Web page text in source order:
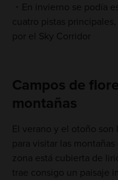
En invierno se podía
cuatro pistas
por el Sky Corridor
Campos de
montañas
El verano y el otoño son
para visitar las
zona está cubierta de
trae consigo un paisaje